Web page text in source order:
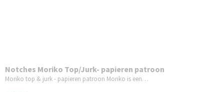
Notches Moriko Top/Jurk- papieren patroon
Moriko top & jurk - papieren patroon Moriko is een…